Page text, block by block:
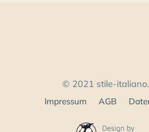
© 2021 stile-
Impressum AGB